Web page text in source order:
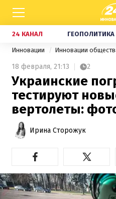
24 КАНАЛ ГЕОПОЛИТИКА
Инновации Инновации
18 февраля, 21:13 2
Украинские
тестируют
вертолеты:
Ирина Сторожук